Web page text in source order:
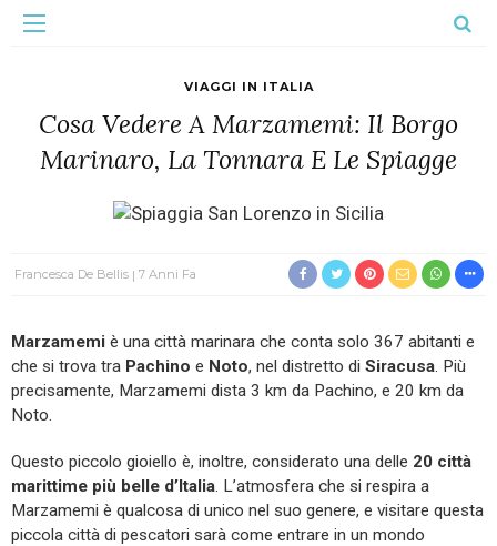
VIAGGI IN ITALIA
Cosa Vedere A Marzamemi: Il Borgo
Marinaro, La Tonnara E Le Spiagge
Francesca De Bellis 7 Anni Fa
Marzamemi è una città marinara che conta solo 367 abitanti e
che si trova tra Pachino e Noto, nel distretto di Siracusa. Più
precisamente, Marzamemi dista 3 km da Pachino, e 20 km da
Noto.
Questo piccolo gioiello è, inoltre, considerato una delle 20 città
marittime più belle d’Italia. L’atmosfera che si respira a
Marzamemi è qualcosa di unico nel suo genere, e visitare questa
piccola città di pescatori sarà come entrare in un mondo